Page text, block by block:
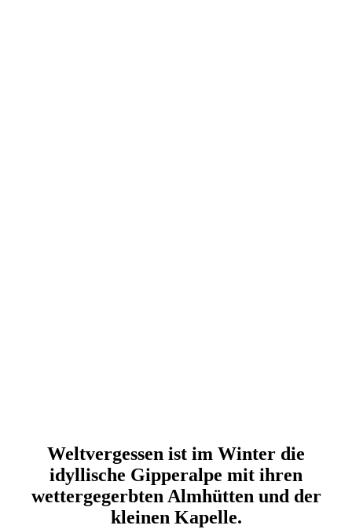
Weltvergessen ist im Winter die
idyllische Gipperalpe mit ihren
wettergegerbten Almhütten und der
kleinen Kapelle.